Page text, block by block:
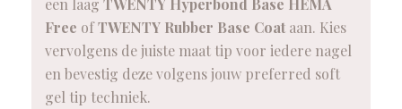
een laag TWENTY Hyperbond Base HEMA
Free ofTWENTY Rubber Base Coataan. Kies
vervolgens de juiste maat tip voor iedere nagel
en bevestig deze volgens jouw preferred soft
gel tip techniek.